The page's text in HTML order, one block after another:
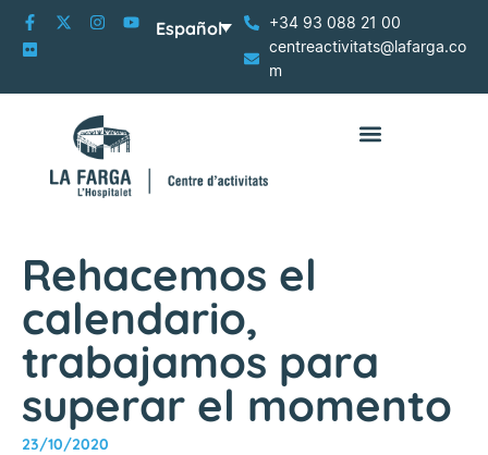
+34 93 088 21 00
centreactivitats@lafarga.co
m
Español
Rehacemos el
calendario,
trabajamos para
superar el momento
23/10/2020